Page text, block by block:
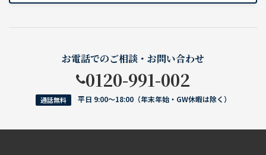
お電話でのご相談・お問い合わせ
0120-991-002
通話無料 平日 9:00〜18:00（年末年始・GW休暇は除く）